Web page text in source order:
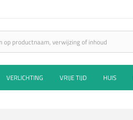
VERLICHTING VRIJE TIJD HUIS